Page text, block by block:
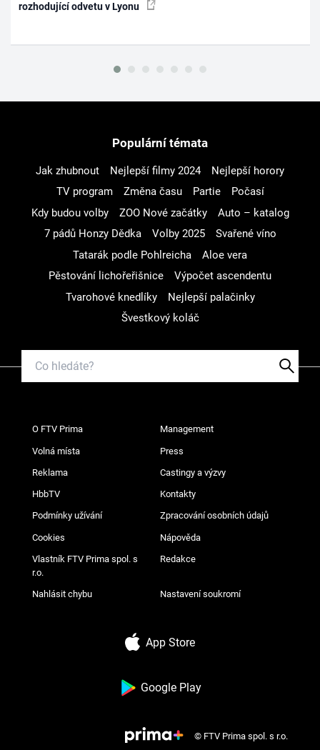
rozhodující odvetu v Lyonu
Populární témata
Jak zhubnout Nejlepší filmy 2024
Nejlepší horory
TV program
Změna času Partie
Počasí
Kdy budou volby
ZOO Nové začátky
Auto – katalog
7 pádů Honzy Dědka
Volby 2025
Svařené víno
Tatarák podle Pohlreicha
Aloe vera
Pěstování lichořeřišnice
Výpočet ascendentu
Tvarohové knedlíky
Nejlepší palačinky
Švestkový koláč
O FTV Prima Management
Volná místa Press
Reklama Castingy a výzvy
HbbTV Kontakty
Podmínky užívání Zpracování osobních údajů
Cookies Nápověda
Vlastník FTV Prima spol. s
r.o.
Redakce
Nahlásit chybu Nastavení soukromí
App Store
Google Play
© FTV Prima spol. s r.o.